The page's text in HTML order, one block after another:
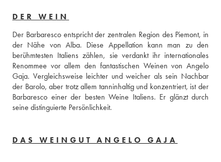
DER WEIN
Der Barbaresco entspricht der zentralen Region des Piemont, in
der Nähe von Alba. Diese Appellation kann man zu den
berühmtesten Italiens zählen, sie verdankt ihr internationales
Renommee vor allem den fantastischen Weinen von Angelo
Gaja. Vergleichsweise leichter und weicher als sein Nachbar
der Barolo, aber trotz allem tanninhaltig und konzentriert, ist der
Barbaresco einer der besten Weine Italiens. Er glänzt durch
seine distinguierte Persönlichkeit.
DAS WEINGUT ANGELO GAJA